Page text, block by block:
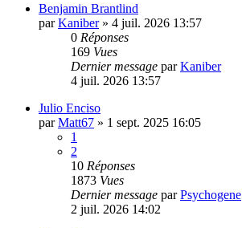
Benjamin Brantlind
parKaniber» 4 juil. 2026 13:57
0 Réponses
169 Vues
Dernier message parKaniber
4 juil. 2026 13:57
Julio Enciso
parMatt67 » 1 sept. 2025 16:05
1
2
10 Réponses
1873 Vues
Dernier message parPsychogene
2 juil. 2026 14:02